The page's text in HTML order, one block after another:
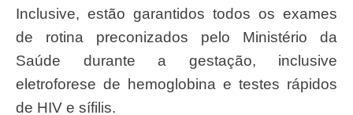
Inclusive, estão garantidos todos os exames
de rotina preconizados pelo Ministério da
Saúde durante a gestação, inclusive
eletroforese de hemoglobina e testes rápidos
de HIV e sífilis.